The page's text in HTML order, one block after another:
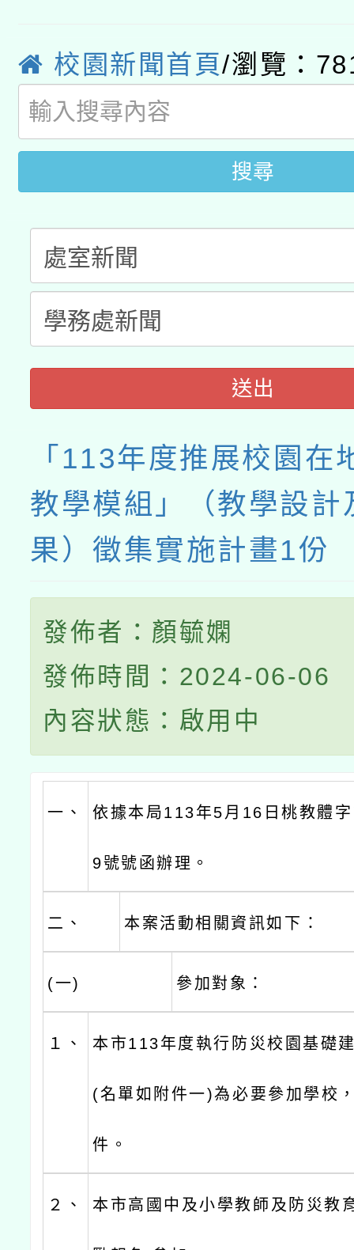
用水績優單位及節水達
動」
桃園市孔廟祈福系列
開 智慧啟航」
2026年桃園地景藝術
校園新聞首頁/瀏覽：
搜尋
送出
「113年度推展校園在
教學模組」（教學設計
果）徵集實施計畫1份
發佈者：顏毓嫻
發佈時間：2024-06-06
內容狀態：啟用中
一、 依據本局113年5月16日桃教體
9號號函辦理。
二、 本案活動相關資訊如下：
(一) 參加對象：
１、 本市113年度執行防災校園基礎
(名單如附件一)為必要參加學校
件。
２、 本市高國中及小學教師及防災教